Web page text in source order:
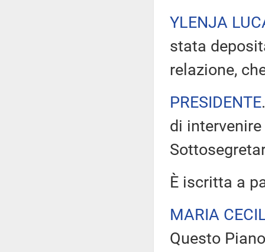
YLENJA
stata
relazione,
PRESIDENTE
di
È iscritta a
MARIA
Questo